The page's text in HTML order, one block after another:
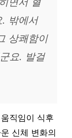
. 밖에서
상쾌함이
요. 발걸
직임이 식후
신체 변화의